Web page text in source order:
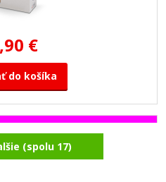
€
do košíka
s EPSON T9443
(spolu 17)